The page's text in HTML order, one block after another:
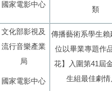
國家電影中心
類
文化部影視及
流行音樂產業
局
國家電影中心
傳播藝術系學生賴
位以畢業專題作
花】入圍第41屆
生組最佳劇情